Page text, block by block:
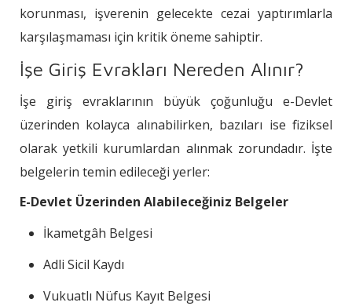
korunması, işverenin gelecekte cezai yaptırımlarla
karşılaşmaması için kritik öneme sahiptir.
İşe Giriş Evrakları Nereden Alınır?
İşe giriş evraklarının büyük çoğunluğu e-Devlet
üzerinden kolayca alınabilirken, bazıları ise fiziksel
olarak yetkili kurumlardan alınmak zorundadır. İşte
belgelerin temin edileceği yerler:
E-Devlet Üzerinden Alabileceğiniz Belgeler
İkametgâh Belgesi
Adli Sicil Kaydı
Vukuatlı Nüfus Kayıt Belgesi